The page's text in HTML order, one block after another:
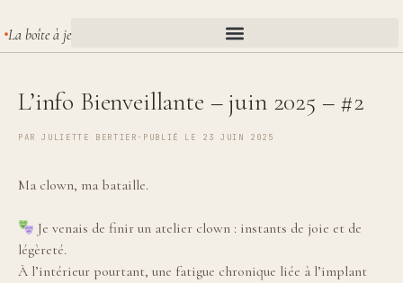
La boîte à je
L’info Bienveillante – juin 2025 – #2
PARJULIETTE BERTIER · PUBLIÉ LE 23 JUIN 2025
Ma clown, ma bataille.
Je venais de finir un atelier clown : instants de joie et de
légèreté.
À l’intérieur pourtant, une fatigue chronique liée à l’implant